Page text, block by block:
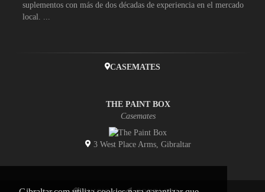
suplementos con más de dos décadas de experiencia en el mercado
local. ...
CASEMATES
THE PAINT BOX
Casemates
3 West Place Arms, Gibraltar